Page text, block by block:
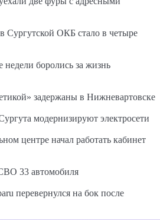
Сургутской ОКБ стало в четыре
недели боролись за жизнь
задержаны в Нижневартовске
модернизируют электросети
центре начал работать кабинет
33 автомобиля
перевернулся на бок после